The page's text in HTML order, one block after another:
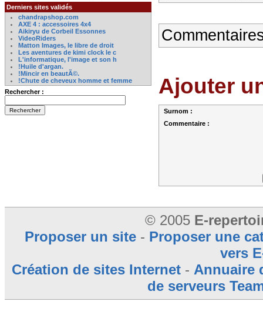
Derniers sites validés
chandrapshop.com
AXE 4 : accessoires 4x4
Aikiryu de Corbeil Essonnes
VideoRiders
Matton Images, le libre de droit
Les aventures de kimi clock le c
L'informatique, l'image et son h
!Huile d'argan.
!Mincir en beautÃ©.
!Chute de cheveux homme et femme
Rechercher :
Ajouter
Surnom :
Commentaire :
© 2005 E-
Proposer un site - Proposer une
vers
Création de sites Internet - Annuaire
de serveurs